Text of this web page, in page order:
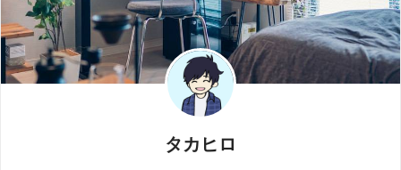
タカヒロ